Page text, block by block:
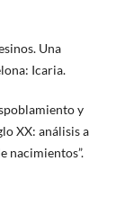
Una
Icaria.
y
XX: análisis a
nacimientos”.